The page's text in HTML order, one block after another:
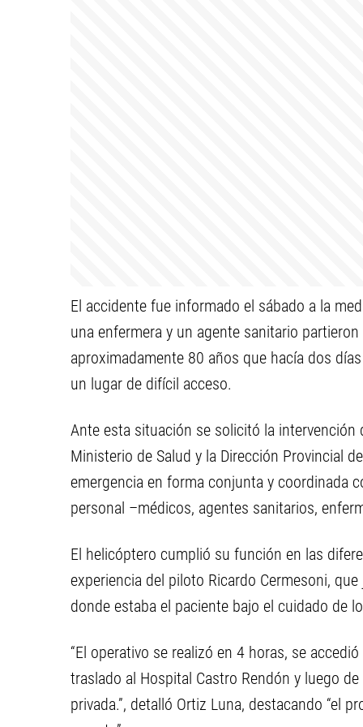
El accidente fue informado el sábado a la
una enfermera y un agente sanitario
aproximadamente 80 años que hacía dos
un lugar de difícil acceso.
Ante esta situación se solicitó la intervención
Ministerio de Salud y la Dirección Provincial
emergencia en forma conjunta y coordinada
personal –médicos, agentes sanitarios,
El helicóptero cumplió su función en las
experiencia del piloto Ricardo Cermesoni,
donde estaba el paciente bajo el cuidado de
“El operativo se realizó en 4 horas, se
traslado al Hospital Castro Rendón y luego
privada.”, detalló Ortiz Luna, destacando “el